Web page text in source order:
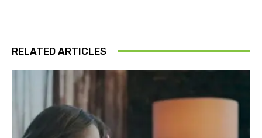
RELATED ARTICLES